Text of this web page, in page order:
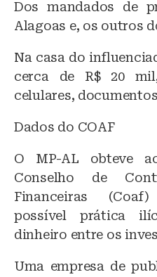
Dos mandados de
Alagoas e, os outros
Na casa do
cerca de R$ 20
celulares,
Dados do COAF
O MP-AL obteve
Conselho de
Financeiras
possível prática
dinheiro entre os
Uma empresa de